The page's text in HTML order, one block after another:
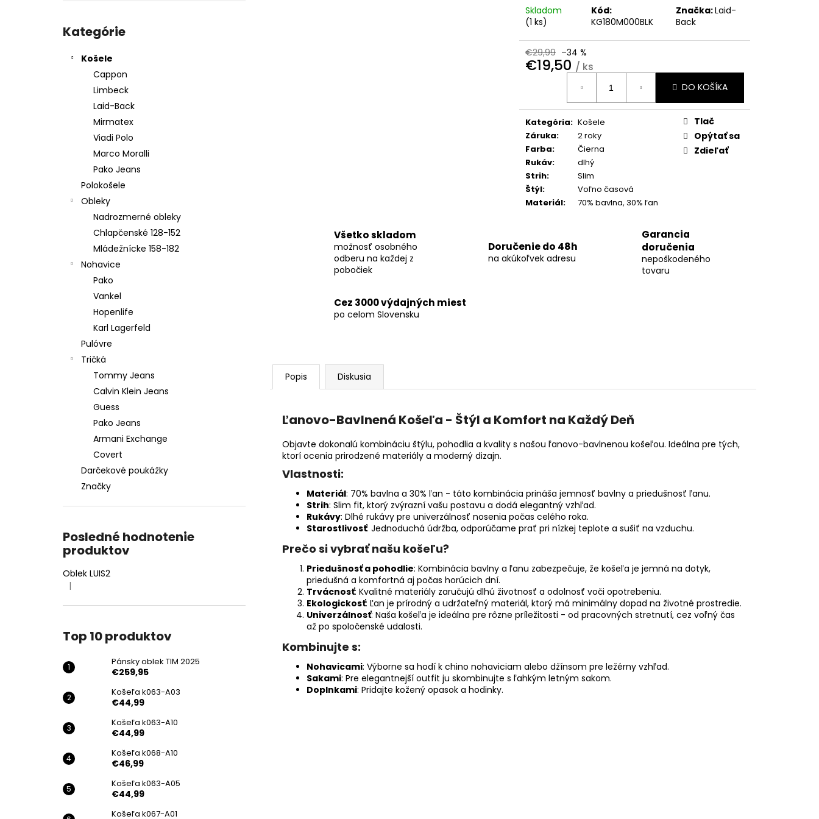
kategórie
Kategórie
Košele
Cappon
Limbeck
Laid-Back
Mirmatex
Viadi Polo
Marco Moralli
Pako Jeans
Polokošele
Obleky
Nadrozmerné obleky
Chlapčenské 128-152
Mládežnícke 158-182
Nohavice
Pako
Vankel
Hopenlife
Karl Lagerfeld
Pulóvre
Tričká
Tommy Jeans
Calvin Klein Jeans
Guess
Pako Jeans
Armani Exchange
Covert
Darčekové poukážky
Značky
Posledné hodnotenie
produktov
Oblek LUIS2
Hodnotenie produktu je 4 z 5 hviezdičiek.
|
Top 10 produktov
Pánsky oblek TIM 2025
€259,95
Košeľa k063-A03
€44,99
Košeľa k063-A10
€44,99
Košeľa k068-A10
€46,99
Košeľa k063-A05
€44,99
Košeľa k067-A01
Skladom
(1 ks)
Kód:
KG180M000BLK
Značka:Laid-
Back
€29,99 –34 %
€19,50 / ks
Jednotková
DO KOŠÍKA
Kategória: Košele
Záruka:
2 roky
Farba:
Čierna
Rukáv:
dlhý
Strih:
Slim
Štýl:
Voľno časová
Materiál: 70% bavlna, 30% ľan
Tlač
Opýtať sa
Zdieľať
Všetko skladom
možnosť osobného
odberu na každej z
pobočiek
Doručenie do 48h
na akúkoľvek adresu
Garancia
doručenia
nepoškodeného
tovaru
Cez 3000 výdajných miest
po celom Slovensku
Popis Diskusia
Ľanovo-Bavlnená Košeľa - Štýl a Komfort na Každý Deň
Objavte dokonalú kombináciu štýlu, pohodlia a kvality s našou ľanovo-bavlnenou košeľou. Ideálna pre tých,
ktorí ocenia prirodzené materiály a moderný dizajn.
Vlastnosti:
Materiál: 70% bavlna a 30% ľan - táto kombinácia prináša jemnosť bavlny a priedušnosť ľanu.
Strih: Slim fit, ktorý zvýrazní vašu postavu a dodá elegantný vzhľad.
Rukávy: Dlhé rukávy pre univerzálnosť nosenia počas celého roka.
Starostlivosť: Jednoduchá údržba, odporúčame prať pri nízkej teplote a sušiť na vzduchu.
Prečo si vybrať našu košeľu?
Priedušnosť a pohodlie: Kombinácia bavlny a ľanu zabezpečuje, že košeľa je jemná na dotyk,
priedušná a komfortná aj počas horúcich dní.
Trvácnosť: Kvalitné materiály zaručujú dlhú životnosť a odolnosť voči opotrebeniu.
Ekologickosť: Ľan je prírodný a udržateľný materiál, ktorý má minimálny dopad na životné prostredie.
Univerzálnosť: Naša košeľa je ideálna pre rôzne príležitosti - od pracovných stretnutí, cez voľný čas
až po spoločenské udalosti.
Kombinujte s:
Nohavicami: Výborne sa hodí k chino nohaviciam alebo džínsom pre ležérny vzhľad.
Sakami: Pre elegantnejší outfit ju skombinujte s ľahkým letným sakom.
Doplnkami: Pridajte kožený opasok a hodinky.
PÁNSKY OBLEK TIM 2025